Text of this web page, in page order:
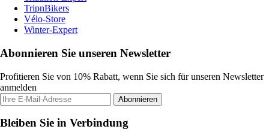
TripnBikers
Vélo-Store
Winter-Expert
Abonnieren Sie unseren Newsletter
Profitieren Sie von 10% Rabatt, wenn Sie sich für unseren Newsletter
anmelden
Abonnieren
Bleiben Sie in Verbindung